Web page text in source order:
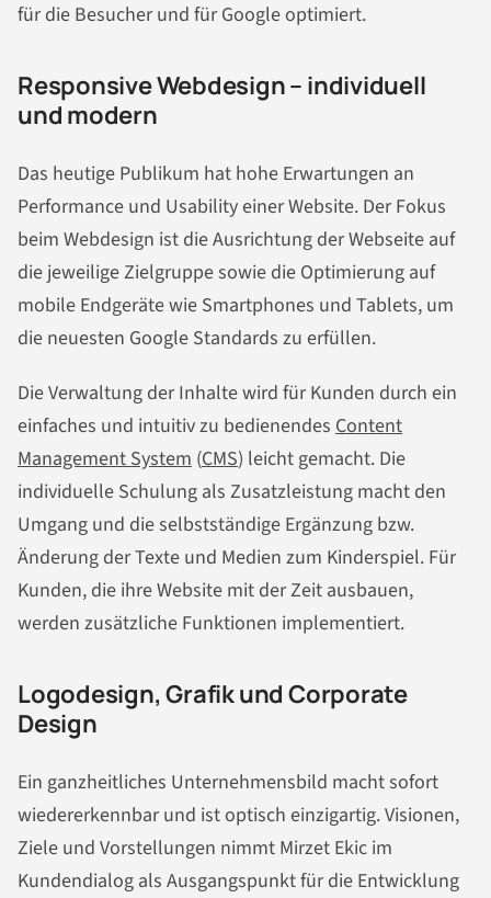
für die Besucher und für Google optimiert.
Responsive Webdesign – individuell
und modern
Das heutige Publikum hat hohe Erwartungen an
Performance und Usability einer Website. Der Fokus
beim Webdesign ist die Ausrichtung der Webseite auf
die jeweilige Zielgruppe sowie die Optimierung auf
mobile Endgeräte wie Smartphones und Tablets, um
die neuesten Google Standards zu erfüllen.
Die Verwaltung der Inhalte wird für Kunden durch ein
einfaches und intuitiv zu bedienendes Content
Management System (CMS) leicht gemacht. Die
individuelle Schulung als Zusatzleistung macht den
Umgang und die selbstständige Ergänzung bzw.
Änderung der Texte und Medien zum Kinderspiel. Für
Kunden, die ihre Website mit der Zeit ausbauen,
werden zusätzliche Funktionen implementiert.
Logodesign, Grafik und Corporate
Design
Ein ganzheitliches Unternehmensbild macht sofort
wiedererkennbar und ist optisch einzigartig. Visionen,
Ziele und Vorstellungen nimmt Mirzet Ekic im
Kundendialog als Ausgangspunkt für die Entwicklung